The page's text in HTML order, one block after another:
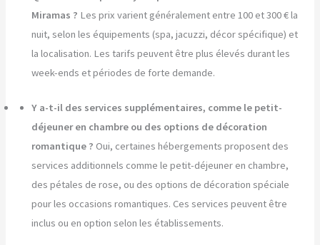
Miramas ? Les prix varient généralement entre 100 et 300 € la
nuit, selon les équipements (spa, jacuzzi, décor spécifique) et
la localisation. Les tarifs peuvent être plus élevés durant les
week-ends et périodes de forte demande.
Y a-t-il des services supplémentaires, comme le petit-
déjeuner en chambre ou des options de décoration
romantique ? Oui, certaines hébergements proposent des
services additionnels comme le petit-déjeuner en chambre,
des pétales de rose, ou des options de décoration spéciale
pour les occasions romantiques. Ces services peuvent être
inclus ou en option selon les établissements.